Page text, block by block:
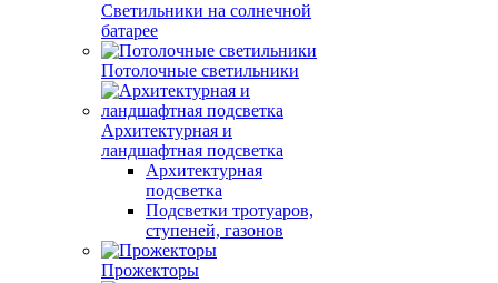
Светильники на солнечной
батарее
Потолочные светильники
Архитектурная и
ландшафтная подсветка
Архитектурная
подсветка
Подсветки тротуаров,
ступеней, газонов
Прожекторы